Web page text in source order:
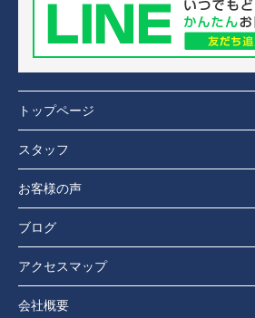
トップページ
スタッフ
お客様の声
ブログ
アクセスマップ
会社概要